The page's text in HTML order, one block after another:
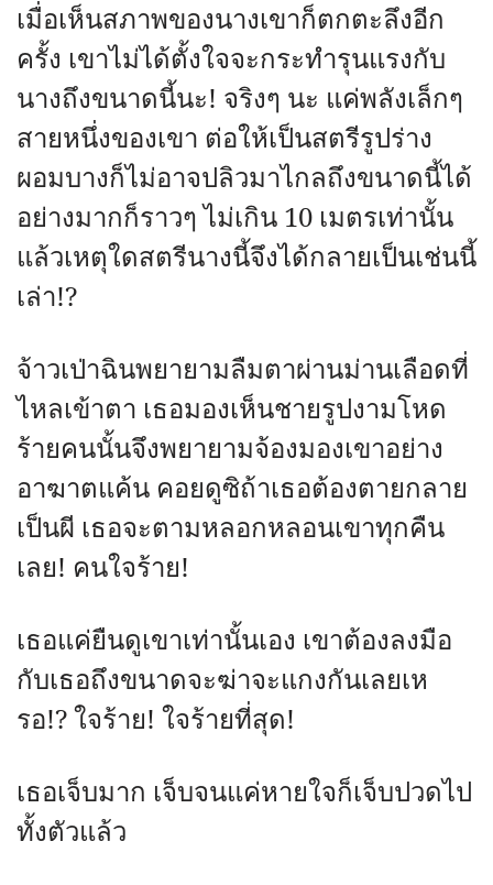
เมื่อเห็นสภาพของนางเขาก็ตกตะลึงอีก
ครั้ง เขาไม่ได้ตั้งใจจะกระทำรุนแรงกับ
นางถึงขนาดนี้นะ! จริงๆ นะ แค่พลังเล็กๆ
สายหนึ่งของเขา ต่อให้เป็นสตรีรูปร่าง
ผอมบางก็ไม่อาจปลิวมาไกลถึงขนาดนี้ได้
อย่างมากก็ราวๆ ไม่เกิน 10 เมตรเท่านั้น
แล้วเหตุใดสตรีนางนี้จึงได้กลายเป็นเช่นนี้
เล่า!?
จ้าวเป่าฉินพยายามลืมตาผ่านม่านเลือดที่
ไหลเข้าตา เธอมองเห็นชายรูปงามโหด
ร้ายคนนั้นจึงพยายามจ้องมองเขาอย่าง
อาฆาตแค้น คอยดูซิถ้าเธอต้องตายกลาย
เป็นผี เธอจะตามหลอกหลอนเขาทุกคืน
เลย! คนใจร้าย!
เธอแค่ยืนดูเขาเท่านั้นเอง เขาต้องลงมือ
กับเธอถึงขนาดจะฆ่าจะแกงกันเลยเห
รอ!? ใจร้าย! ใจร้ายที่สุด!
เธอเจ็บมาก เจ็บจนแค่หายใจก็เจ็บปวดไป
ทั้งตัวแล้ว